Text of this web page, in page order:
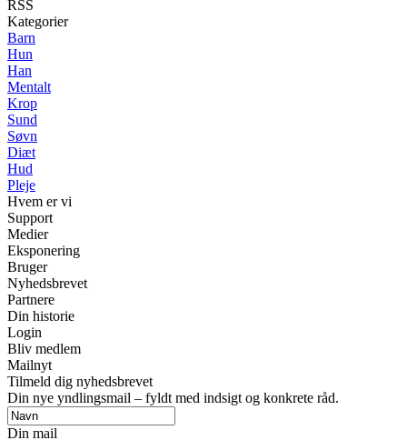
RSS
Kategorier
Barn
Hun
Han
Mentalt
Krop
Sund
Søvn
Diæt
Hud
Pleje
Hvem er vi
Support
Medier
Eksponering
Bruger
Nyhedsbrevet
Partnere
Din historie
Login
Bliv medlem
Mailnyt
Tilmeld dig nyhedsbrevet
Din nye yndlingsmail – fyldt med indsigt og konkrete råd.
Din mail